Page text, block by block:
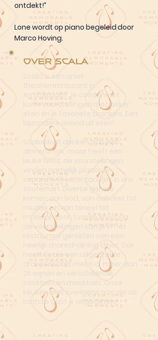
ontdekt!”
Lone wordt op piano begeleid door
Marco Hoving.
Over Scala
Scala is een uniek
theaterrestaurant in
Amsterdam. Je combineert
korte voorstellingen met lekker
eten én je favoriete drankjes. Een
bijzondere avond uit eten!
Scala doet denken aan een
dinnershow, maar heeft een
leuke twist: de voorstellingen
vinden namelijk plaats in
separate theaterzaaltjes in ons
souterrain. Diverse genres
komen aan bod, van cabaret tot
muziek en van toneel tot
musical. Voor, tussen en/of na
de voorstellingen kan je in het
restaurant genieten van een
heerlijk shared-dining diner. Ook
heeft Scala een uitgebreide
drankenkaart met o.a. meer dan
25 wijnen en verschillende
cocktails en mocktails. Onze
keuken sluit overigens pas als de
laatste gast is uitgegeten.